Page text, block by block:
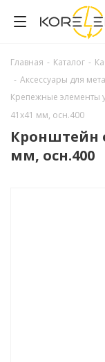
Главная - Каталог -
- Аксессуары для
Крепежные элементы
41х41 мм, осн.400
Кронштейн
мм, осн.400